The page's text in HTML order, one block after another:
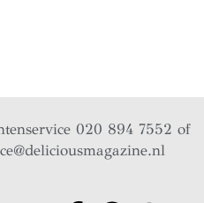
020 894 7552 of